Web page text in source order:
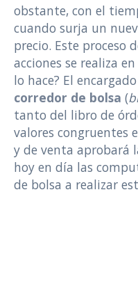
obstante, con el
cuando surja un
precio. Este proceso
acciones se realiza
lo hace? El
corredor de bolsa (
tanto del libro de
valores congruentes
y de venta aprobará
hoy en día las
de bolsa a realizar